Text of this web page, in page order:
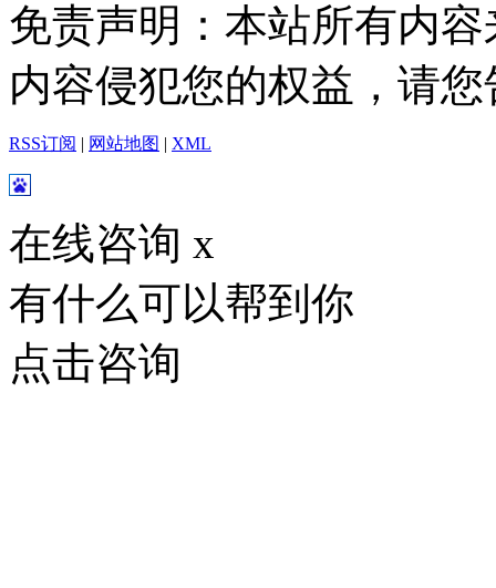
免责声明：本站所有内
内容侵犯您的权益，请
RSS订阅 | 网站地图 | XML
在线咨询 x
有什么可以帮到你
点击咨询